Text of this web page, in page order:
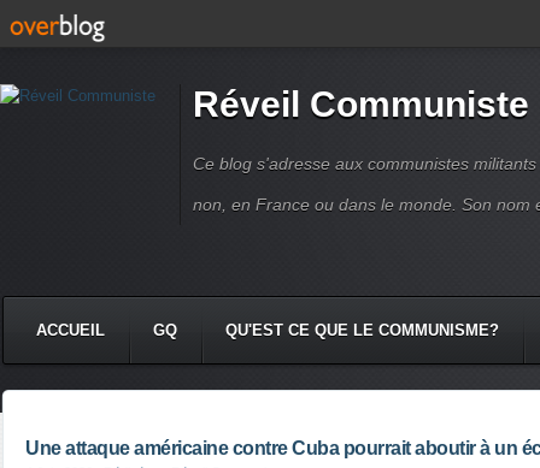
Réveil Communiste
Ce blog s'adresse aux communistes
non, en France ou dans le monde. Son nom
ACCUEIL GQ QU'EST CE QUE LE COMMUNISME?
Une attaque américaine contre Cuba pourrait aboutir à un